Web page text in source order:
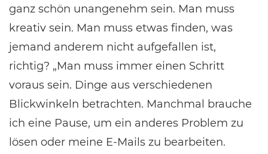
ganz schön unangenehm sein. Man muss
kreativ sein. Man muss etwas finden, was
jemand anderem nicht aufgefallen ist,
richtig? „Man muss immer einen Schritt
voraus sein. Dinge aus verschiedenen
Blickwinkeln betrachten. Manchmal brauche
ich eine Pause, um ein anderes Problem zu
lösen oder meine E-Mails zu bearbeiten.